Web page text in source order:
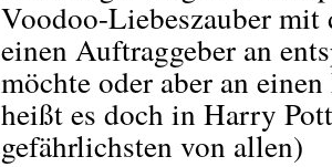
Voodoo-Liebeszauber mit
einen Auftraggeber an
möchte oder aber an
heißt es doch in Harry
gefährlichsten von allen)